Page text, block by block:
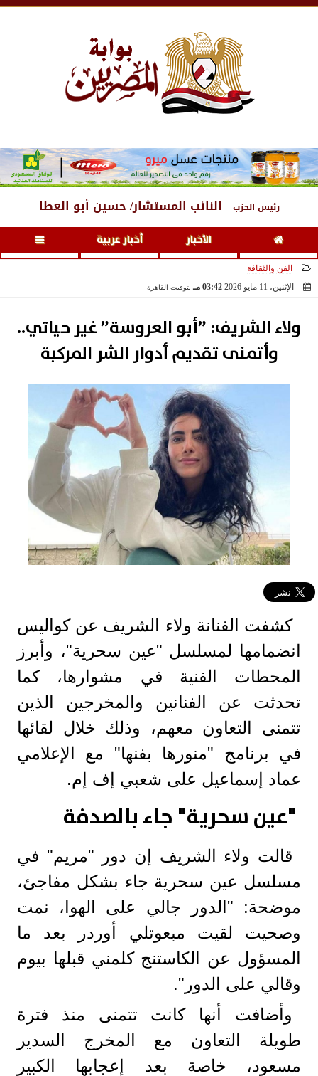
رئيس الحزب النائب المستشار/ حسين أبو العطا
الأخبار أخبار عربية
الفن والثقافة
الإثنين، 11 مايو 2026
03:42 مـ بتوقيت القاهرة
ولاء الشريف: ”أبو العروسة” غير حياتي..
وأتمنى تقديم أدوار الشر المركبة
كشفت الفنانة ولاء الشريف عن كواليس
انضمامها لمسلسل "عين سحرية"، وأبرز
المحطات الفنية في مشوارها، كما
تحدثت عن الفنانين والمخرجين الذين
تتمنى التعاون معهم، وذلك خلال لقائها
في برنامج "منورها بفنها" مع الإعلامي
عماد إسماعيل على شعبي إف إم.
"عين سحرية" جاء بالصدفة
قالت ولاء الشريف إن دور "مريم" في
مسلسل عين سحرية جاء بشكل مفاجئ،
موضحة: "الدور جالي على الهوا، نمت
وصحيت لقيت مبعوتلي أوردر بعد ما
المسؤول عن الكاستنج كلمني قبلها بيوم
وقالي على الدور".
وأضافت أنها كانت تتمنى منذ فترة
طويلة التعاون مع المخرج السدير
مسعود، خاصة بعد إعجابها الكبير